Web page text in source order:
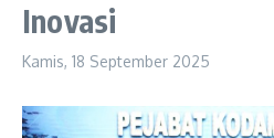
Inovasi
Kamis, 18 September 2025